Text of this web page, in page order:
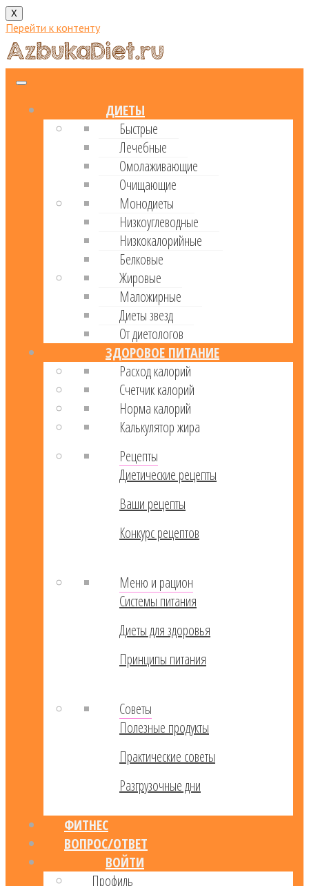
X
Перейти к контенту
ДИЕТЫ
Быстрые
Лечебные
Омолаживающие
Очищающие
Монодиеты
Низкоуглеводные
Низкокалорийные
Белковые
Жировые
Маложирные
Диеты звезд
От диетологов
ЗДОРОВОЕ ПИТАНИЕ
Расход калорий
Cчетчик калорий
Норма калорий
Калькулятор жира
Рецепты
Диетические рецепты
Ваши рецепты
Конкурс рецептов
Меню и рацион
Системы питания
Диеты для здоровья
Принципы питания
Советы
Полезные продукты
Практические советы
Разгрузочные дни
ФИТНЕС
ВОПРОС/ОТВЕТ
ВОЙТИ
Профиль